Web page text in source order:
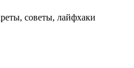
советы, лайфхаки